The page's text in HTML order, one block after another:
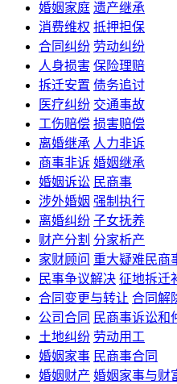
婚姻家庭 遗产继承
消费维权 抵押担保
合同纠纷 劳动纠纷
人身损害 保险理赔
拆迁安置 债务追讨
医疗纠纷 交通事故
工伤赔偿 损害赔偿
离婚继承 人力非诉
商事非诉 婚姻继承
婚姻诉讼 民商事
涉外婚姻 强制执行
离婚纠纷 子女抚养
财产分割 分家析产
家财顾问 重大疑难民商
民事争议解决 征地拆迁
合同变更与转让 合同解
公司合同 民商事诉讼和
土地纠纷 劳动用工
婚姻家事 民商事合同
婚姻财产 婚姻家事与财